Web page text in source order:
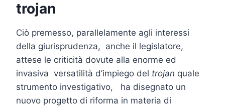
trojan
Ciò premesso, parallelamente agli interessi
della giurisprudenza, anche il legislatore,
attese le criticità dovute alla enorme ed
invasiva versatilità d’impiego del trojan quale
strumento investigativo, ha disegnato un
nuovo progetto di riforma in materia di